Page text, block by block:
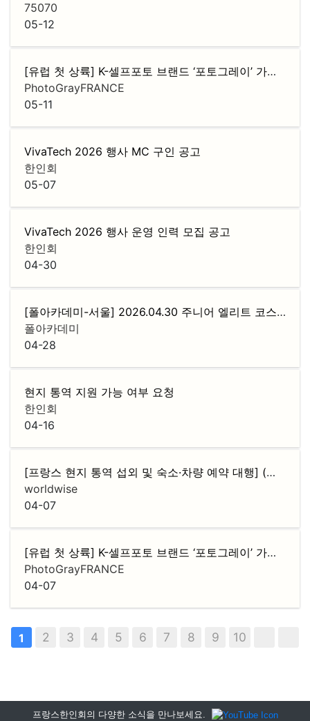
75070
05-12
[유럽 첫 상륙] K-셀프포토 브랜드 ‘포토그레이’ 가맹점주 모집
PhotoGrayFRANCE
05-11
VivaTech 2026 행사 MC 구인 공고
한인회
05-07
VivaTech 2026 행사 운영 인력 모집 공고
한인회
04-30
[폴아카데미-서울] 2026.04.30 주니어 엘리트 코스 로드맵 설명회
폴아카데미
04-28
현지 통역 지원 가능 여부 요청
한인회
04-16
[프랑스 현지 통역 섭외 및 숙소·차량 예약 대행] (기업 전용 · 후불 정산)
worldwise
04-07
[유럽 첫 상륙] K-셀프포토 브랜드 ‘포토그레이’ 가맹점주 모집
PhotoGrayFRANCE
04-07
1 2 3 4 5 6 7 8 9 10
프랑스한인회의 다양한 소식을 만나보세요.